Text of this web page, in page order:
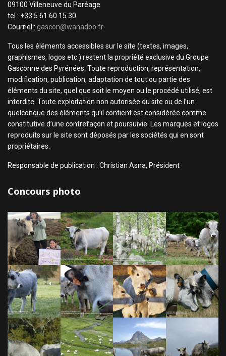
09100 Villeneuve du Paréage
tel : +33 5 61 60 15 30
Courriel : gascon@wanadoo.fr
Tous les éléments accessibles sur le site (textes, images,
graphismes, logos etc.) restent la propriété exclusive du Groupe
Gasconne des Pyrénées. Toute reproduction, représentation,
modification, publication, adaptation de tout ou partie des
éléments du site, quel que soit le moyen ou le procédé utilisé, est
interdite. Toute exploitation non autorisée du site ou de l’un
quelconque des éléments qu’il contient est considérée comme
constitutive d’une contrefaçon et poursuivie. Les marques et logos
reproduits sur le site sont déposés par les sociétés qui en sont
propriétaires.
Responsable de publication : Christian Asna, Président
Concours photo